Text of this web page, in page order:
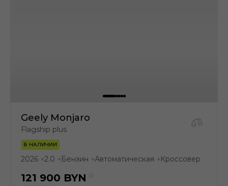
Geely Monjaro
Flagship plus
В НАЛИЧИИ
2026 ●2.0 ● Бензин ●Автоматическая ● Кроссовер
121 900 BYN